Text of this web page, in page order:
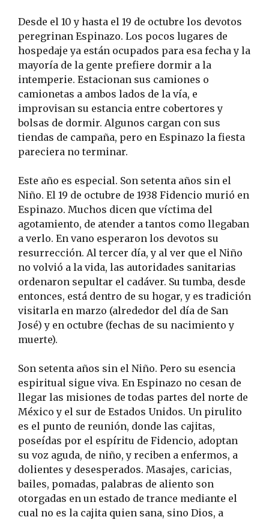
Desde el 10 y hasta el 19 de octubre los devotos
peregrinan Espinazo. Los pocos lugares de
hospedaje ya están ocupados para esa fecha y la
mayoría de la gente prefiere dormir a la
intemperie. Estacionan sus camiones o
camionetas a ambos lados de la vía, e
improvisan su estancia entre cobertores y
bolsas de dormir. Algunos cargan con sus
tiendas de campaña, pero en Espinazo la fiesta
pareciera no terminar.
Este año es especial. Son setenta años sin el
Niño. El 19 de octubre de 1938 Fidencio murió en
Espinazo. Muchos dicen que víctima del
agotamiento, de atender a tantos como llegaban
a verlo. En vano esperaron los devotos su
resurrección. Al tercer día, y al ver que el Niño
no volvió a la vida, las autoridades sanitarias
ordenaron sepultar el cadáver. Su tumba, desde
entonces, está dentro de su hogar, y es tradición
visitarla en marzo (alrededor del día de San
José) y en octubre (fechas de su nacimiento y
muerte).
Son setenta años sin el Niño. Pero su esencia
espiritual sigue viva. En Espinazo no cesan de
llegar las misiones de todas partes del norte de
México y el sur de Estados Unidos. Un pirulito
es el punto de reunión, donde las cajitas,
poseídas por el espíritu de Fidencio, adoptan
su voz aguda, de niño, y reciben a enfermos, a
dolientes y desesperados. Masajes, caricias,
bailes, pomadas, palabras de aliento son
otorgadas en un estado de trance mediante el
cual no es la cajita quien sana, sino Dios, a